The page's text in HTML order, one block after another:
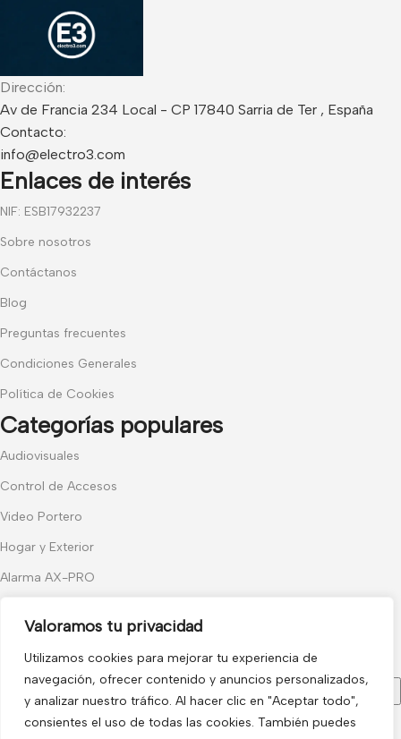
Valoramos tu privacidad
Utilizamos cookies para mejorar tu experiencia de
navegación, ofrecer contenido y anuncios personalizados,
y analizar nuestro tráfico. Al hacer clic en "Aceptar todo",
consientes el uso de todas las cookies. También puedes
sin corriente
Dirección:
Av de Francia 234 Local - CP 17840 Sarria de Ter , España
Contacto:
info@electro3.com
Enlaces de interés
NIF: ESB17932237
Sobre nosotros
Contáctanos
Blog
Preguntas frecuentes
Condiciones Generales
Política de Cookies
Categorías populares
Audiovisuales
Control de Accesos
Video Portero
Hogar y Exterior
Alarma AX-PRO
Únete a nuestras novedades
Recibe las últimas novedades y promociones.